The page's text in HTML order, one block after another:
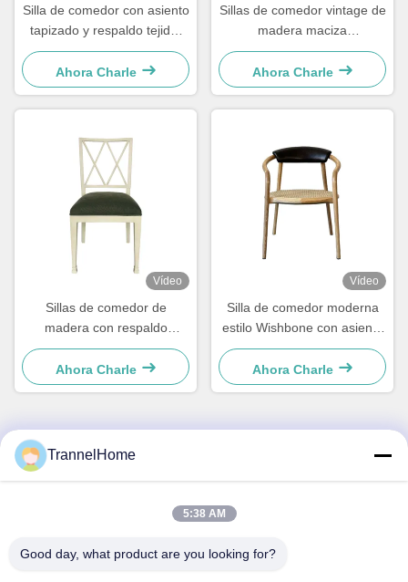
Silla de comedor con asiento
tapizado y respaldo tejido,
fácil de limpiar y cómoda
para el comedor
Ahora Charle
Sillas de comedor vintage de
madera maciza
48×57×105.5cm Suaves con
respaldo de escalera tallado
Ahora Charle
Vídeo
Sillas de comedor de
madera con respaldo
geométrico y cojines,
elegantes y resistentes a la
humedad
Ahora Charle
Vídeo
Silla de comedor moderna
estilo Wishbone con asiento
tejido y respaldo de cuero
Ahora Charle
Contacto rápido
Xingqiao, distrito de Linping, ciudad de Hangzhou, provincia
TrannelHome
5:38 AM
Good day, what product are you looking for?